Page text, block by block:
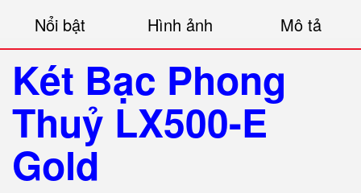
Nổi bật Hình ảnh Mô tả
Két Bạc Phong
Thuỷ LX500-E
Gold